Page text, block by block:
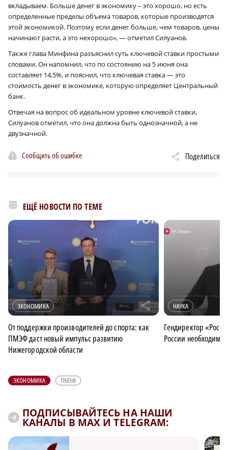
вкладываем. Больше денег в экономику – это хорошо, но есть
определенные пределы объема товаров, которые производятся
этой экономикой. Поэтому если денег больше, чем товаров, цены
начинают расти, а это нехорошо», — отметил Силуанов.
Также глава Минфина разъяснил суть ключевой ставки простыми
словами. Он напомнил, что по состоянию на 5 июня она
составляет 14,5%, и пояснил, что ключевая ставка — это
стоимость денег в экономике, которую определяет Центральный
банк.
Отвечая на вопрос об идеальном уровне ключевой ставки,
Силуанов отметил, что она должна быть однозначной, а не
двузначной.
Сообщить об ошибке Поделиться
ЕЩЁ НОВОСТИ ПО ТЕМЕ
ЭКОНОМИКА r
От поддержки производителей до спорта: как
ПМЭФ даст новый импульс развитию
Нижегородской области
НАУКА
Гендиректор
России необходимо
ЭКОНОМИКА ПМЭФ
ПОДПИСЫВАЙТЕСЬ НА НАШИ
КАНАЛЫ В MAX И TELEGRAM: